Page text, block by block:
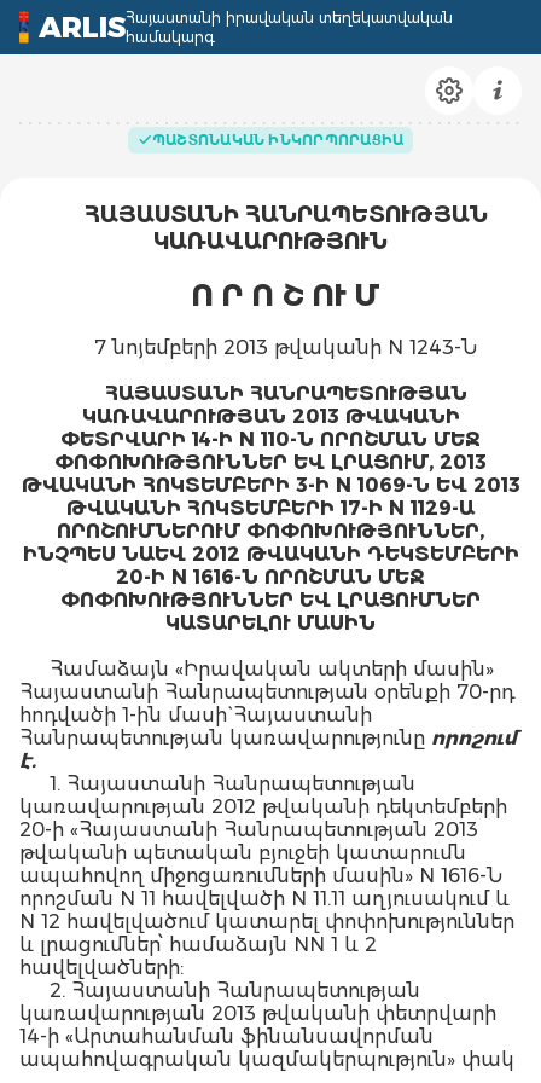
ARLISՀայաստանի իրավական տեղեկատվական
համակարգ
ՊԱՇՏՈՆԱԿԱՆ ԻՆԿՈՐՊՈՐԱՑԻԱ
ՀԱՅԱՍՏԱՆԻ ՀԱՆՐԱՊԵՏՈՒԹՅԱՆ
ԿԱՌԱՎԱՐՈՒԹՅՈՒՆ
Ո Ր Ո Շ ՈՒ Մ
7 նոյեմբերի 2013 թվականի N 1243-Ն
ՀԱՅԱՍՏԱՆԻ ՀԱՆՐԱՊԵՏՈՒԹՅԱՆ
ԿԱՌԱՎԱՐՈՒԹՅԱՆ 2013 ԹՎԱԿԱՆԻ
ՓԵՏՐՎԱՐԻ 14-Ի N 110-Ն ՈՐՈՇՄԱՆ ՄԵՋ
ՓՈՓՈԽՈՒԹՅՈՒՆՆԵՐ ԵՎ ԼՐԱՑՈՒՄ, 2013
ԹՎԱԿԱՆԻ ՀՈԿՏԵՄԲԵՐԻ 3-Ի N 1069-Ն ԵՎ 2013
ԹՎԱԿԱՆԻ ՀՈԿՏԵՄԲԵՐԻ 17-Ի N 1129-Ա
ՈՐՈՇՈՒՄՆԵՐՈՒՄ ՓՈՓՈԽՈՒԹՅՈՒՆՆԵՐ,
ԻՆՉՊԵՍ ՆԱԵՎ 2012 ԹՎԱԿԱՆԻ ԴԵԿՏԵՄԲԵՐԻ
20-Ի N 1616-Ն ՈՐՈՇՄԱՆ ՄԵՋ
ՓՈՓՈԽՈՒԹՅՈՒՆՆԵՐ ԵՎ ԼՐԱՑՈՒՄՆԵՐ
ԿԱՏԱՐԵԼՈՒ ՄԱՍԻՆ
Համաձայն «Իրավական ակտերի մասին»
Հայաստանի Հանրապետության օրենքի 70-րդ
հոդվածի 1-ին մասի` Հայաստանի
Հանրապետության կառավարությունը որոշում
է.
1. Հայաստանի Հանրապետության
կառավարության 2012 թվականի դեկտեմբերի
20-ի «Հայաստանի Հանրապետության 2013
թվականի պետական բյուջեի կատարումն
ապահովող միջոցառումների մասին» N 1616-Ն
որոշման N 11 հավելվածի N 11.11 աղյուսակում և
N 12 հավելվածում կատարել փոփոխություններ
և լրացումներ՝ համաձայն NN 1 և 2
հավելվածների:
2. Հայաստանի Հանրապետության
կառավարության 2013 թվականի փետրվարի
14-ի «Արտահանման ֆինանսավորման
ապահովագրական կազմակերպություն» փակ